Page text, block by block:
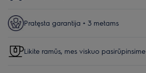
Pratęsta garantija + 3 metams
Likite ramūs, mes viskuo pasirūpinsime